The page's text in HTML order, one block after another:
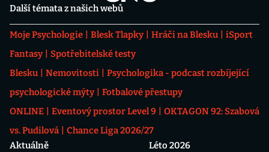
Další témata z našich webů
Moje Psychologie Blesk Tlapky Hráči na Blesku
iSport
Fantasy
Spotřebitelské testy
Blesku
Nemovitosti
Psychologika - podcast rozbíjející
psychologické mýty
Fotbalové přestupy
ONLINE
Eventový prostor Level 9
OKTAGON 92: Szabová
vs. Pudilová
Chance Liga 2026/27
Aktuálně
Léto 2026